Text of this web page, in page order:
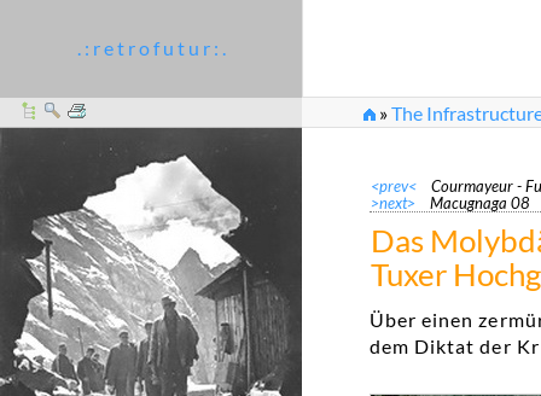
. : r e t r o f u t u r : .
»The
<prev< Courmayeur -
>next> Macugnaga 08
Das
Tuxer
Über einen
dem Diktat der